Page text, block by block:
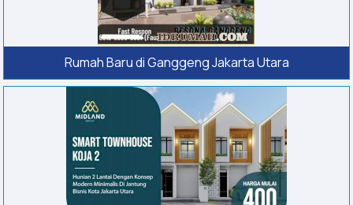
Rumah Baru di Ganggeng Jakarta Utara